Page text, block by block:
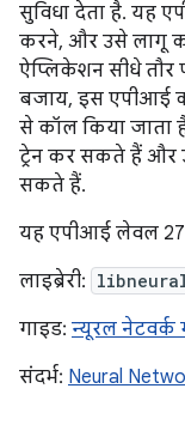
सुविधा देता है. यह
करने, और उसे लागू
ऐप्लिकेशन सीधे तौर
बजाय, इस एपीआई
से कॉल किया जाता
ट्रेन कर सकते हैं और
सकते हैं.
यह एपीआई लेवल
लाइब्रेरी:
गाइड: न्यूरल नेटवर्क
संदर्भ: Neural